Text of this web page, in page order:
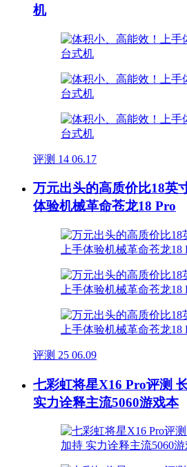
机
评测 14 06.17
万元出头的高质价比18英
体验机械革命苍龙18 Pro
评测 25 06.09
七彩虹将星X16 Pro评测
实力诠释主流5060游戏本